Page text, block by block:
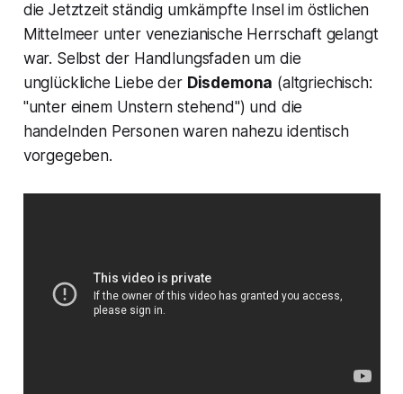
die Jetztzeit ständig umkämpfte Insel im östlichen
Mittelmeer unter venezianische Herrschaft gelangt
war. Selbst der Handlungsfaden um die
unglückliche Liebe der Disdemona (altgriechisch:
"unter einem Unstern stehend") und die
handelnden Personen waren nahezu identisch
vorgegeben.